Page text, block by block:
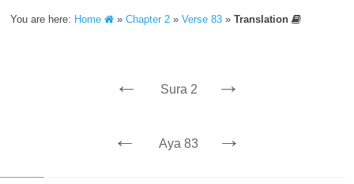
You are here: Home »Chapter 2 »Verse 83 »Translation
← Sura 2 →
← Aya 83 →